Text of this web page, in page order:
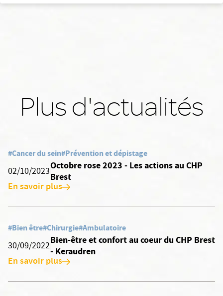
Plus d'actualités
#Cancer du sein#Prévention et dépistage
02/10/2023
Octobre rose 2023 - Les actions au CHP
Brest
En savoir plus
#Bien être#Chirurgie#Ambulatoire
30/09/2022
Bien-être et confort au coeur du CHP Brest
- Keraudren
En savoir plus